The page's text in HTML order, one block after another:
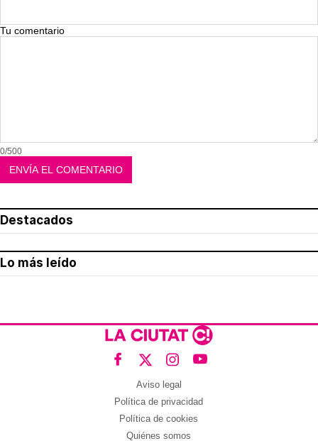
Tu comentario
0/500
Destacados
Lo más leído
Aviso legal
Política de privacidad
Política de cookies
Quiénes somos